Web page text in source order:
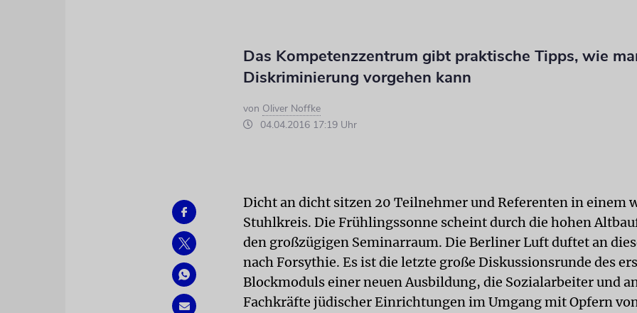
Das Kompetenzzentrum gibt praktische Tipps, wie
Diskriminierung vorgehen kann
von Oliver Noffke
04.04.2016 17:19 Uhr
Dicht an dicht sitzen 20 Teilnehmer und Referenten in einem
Stuhlkreis. Die Frühlingssonne scheint durch die hohen
den großzügigen Seminarraum. Die Berliner Luft duftet an
nach Forsythie. Es ist die letzte große Diskussionsrunde des
Blockmoduls einer neuen Ausbildung, die Sozialarbeiter und
Fachkräfte jüdischer Einrichtungen im Umgang mit Opfern